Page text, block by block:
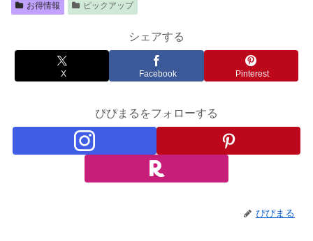
お得情報 ピックアップ
シェアする
X Facebook Pinterest
ぴぴまるをフォローする
ぴぴまる